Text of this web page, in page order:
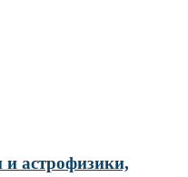
астрофизики,